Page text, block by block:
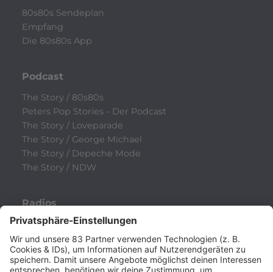
80s80s Sendeplan
Empfang
Die 80s80s App
Podcast
The Story / 80s80s
Peters Pop Stories - Der Podcast
The Story / Loveparade
The Story / George Michael
The Story / Depeche Mode
The Story / NDW
Radios
80s80s
80s80s ALTERNATIVE
80s80s BOWIE
80s80s BREAKDANCE